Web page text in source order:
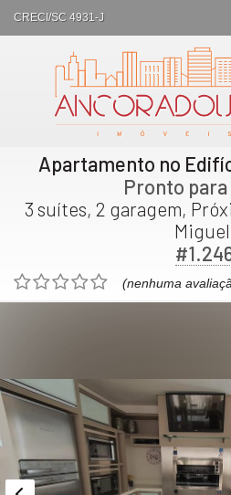
CRECI/SC 4931-J
Apartamento no
Pronto
3 suítes, 2 garagem,
(nenhuma